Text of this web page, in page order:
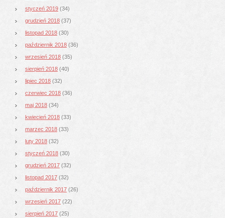
styczeń 2019 (34)
grudzień 2018 (37)
listopad 2018 (30)
październik 2018 (36)
wrzesień 2018 (35)
sierpień 2018 (40)
lipiec 2018 (32)
czerwiec 2018 (36)
maj 2018 (34)
kwiecień 2018 (33)
marzec 2018 (33)
luty 2018 (32)
styczeń 2018 (30)
grudzień 2017 (32)
listopad 2017 (32)
październik 2017 (26)
wrzesień 2017 (22)
sierpień 2017 (25)